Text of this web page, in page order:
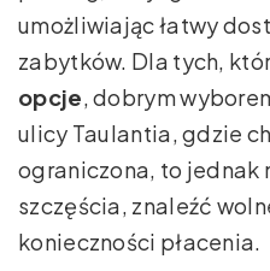
umożliwiając łatwy
zabytków. Dla tych,
opcje, dobrym
ulicy Taulantia, gdzie
ograniczona, to jednak
szczęścia, znaleźć
konieczności płacenia.